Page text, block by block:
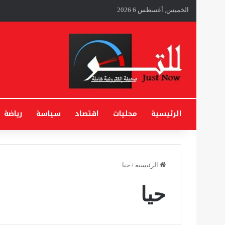
الخميس, أغسطس 6 2026
الرئيسية محليات اقتصاد سياسة رياضة
الرئيسية / حيا
حيا